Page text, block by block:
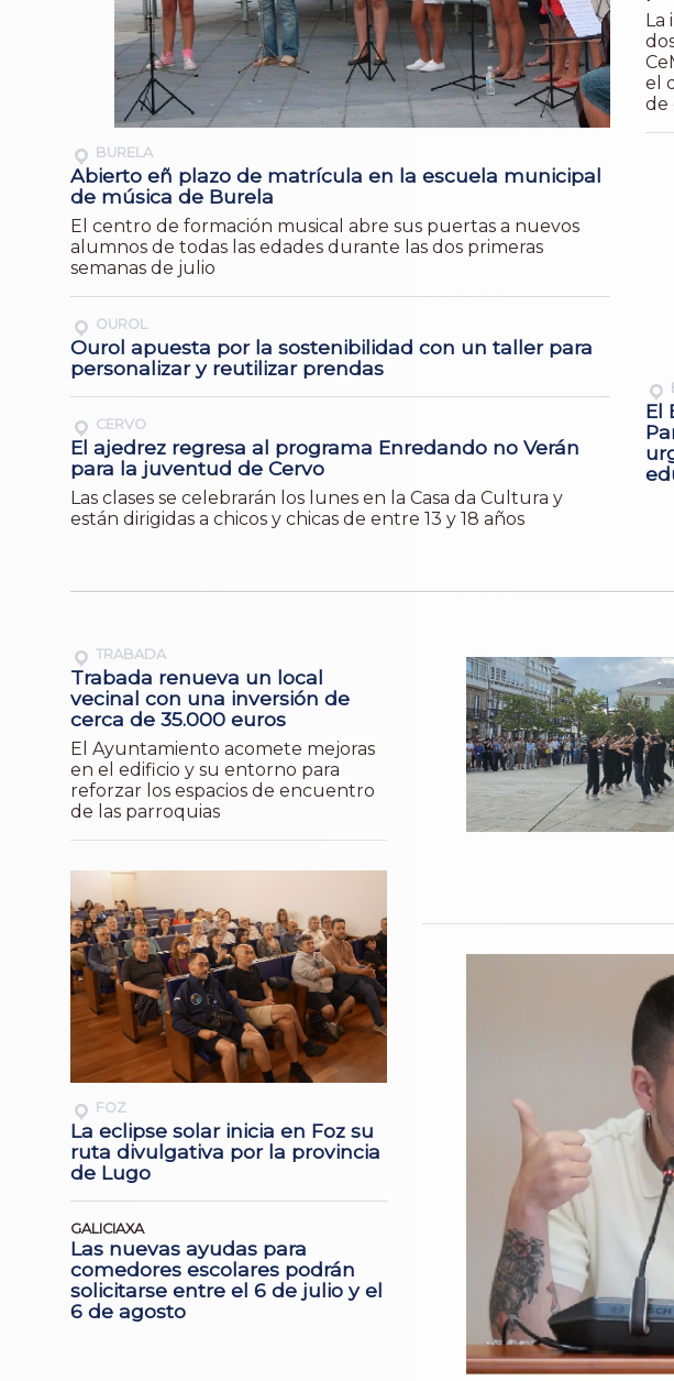
BURELA
Abierto eñ plazo de matrícula en la escuela municipal
de música de Burela
El centro de formación musical abre sus puertas a nuevos
alumnos de todas las edades durante las dos primeras
semanas de julio
OUROL
Ourol apuesta por la sostenibilidad con un taller para
personalizar y reutilizar prendas
CERVO
El ajedrez regresa al programa Enredando no Verán
para la juventud de Cervo
Las clases se celebrarán los lunes en la Casa da Cultura y
están dirigidas a chicos y chicas de entre 13 y 18 años
La
el
de
El
TRABADA
Trabada renueva un local
vecinal con una inversión de
cerca de 35.000 euros
El Ayuntamiento acomete mejoras
en el edificio y su entorno para
reforzar los espacios de encuentro
de las parroquias
FOZ
La eclipse solar inicia en Foz su
ruta divulgativa por la provincia
de Lugo
GALICIAXA
Las nuevas ayudas para
comedores escolares podrán
solicitarse entre el 6 de julio y el
6 de agosto